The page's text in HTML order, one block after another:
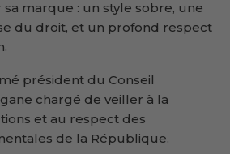
marque : un style sobre, une
du droit, et un profond respect
président du Conseil
chargé de veiller à la
et au respect des
de la République.